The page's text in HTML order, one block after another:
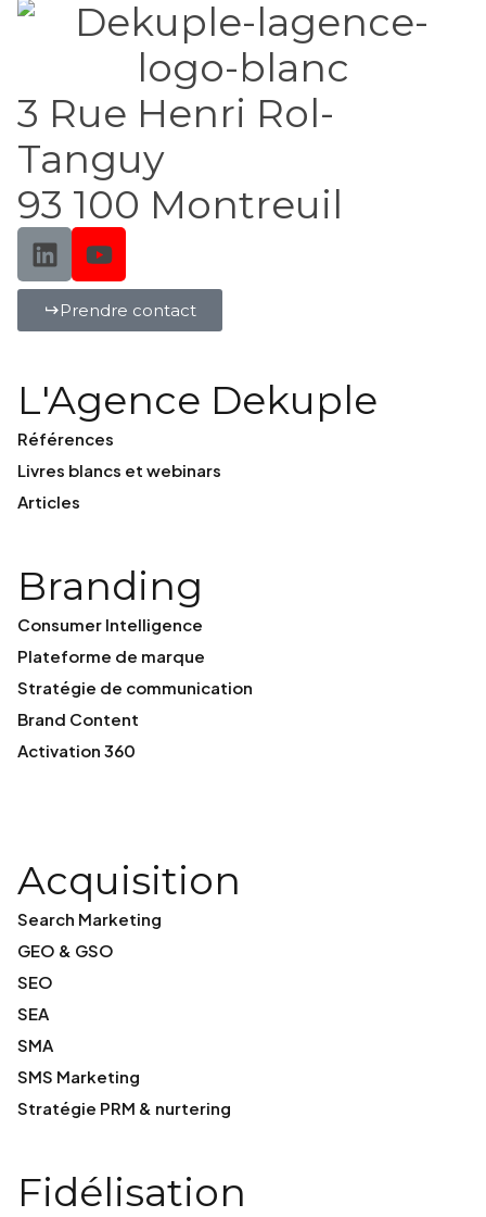
3 Rue Henri Rol-
Tanguy
93 100 Montreuil
Prendre contact
L'Agence Dekuple
Références
Livres blancs et webinars
Articles
Branding
Consumer Intelligence
Plateforme de marque
Stratégie de communication
Brand Content
Activation 360
Acquisition
Search Marketing
GEO & GSO
SEO
SEA
SMA
SMS Marketing
Stratégie PRM & nurtering
Fidélisation